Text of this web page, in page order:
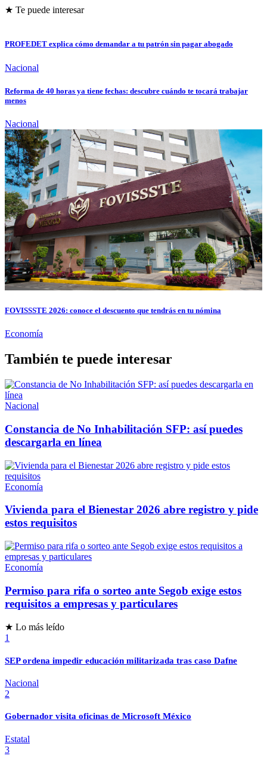
★ Te puede interesar
PROFEDET explica cómo demandar a tu patrón sin pagar abogado
Nacional
Reforma de 40 horas ya tiene fechas: descubre cuándo te tocará trabajar
menos
Nacional
FOVISSSTE 2026: conoce el descuento que tendrás en tu nómina
Economía
También te puede interesar
Nacional
Constancia de No Inhabilitación SFP: así puedes
descargarla en línea
Economía
Vivienda para el Bienestar 2026 abre registro y pide
estos requisitos
Economía
Permiso para rifa o sorteo ante Segob exige estos
requisitos a empresas y particulares
★ Lo más leído
1
SEP ordena impedir educación militarizada tras caso Dafne
Nacional
2
Gobernador visita oficinas de Microsoft México
Estatal
3